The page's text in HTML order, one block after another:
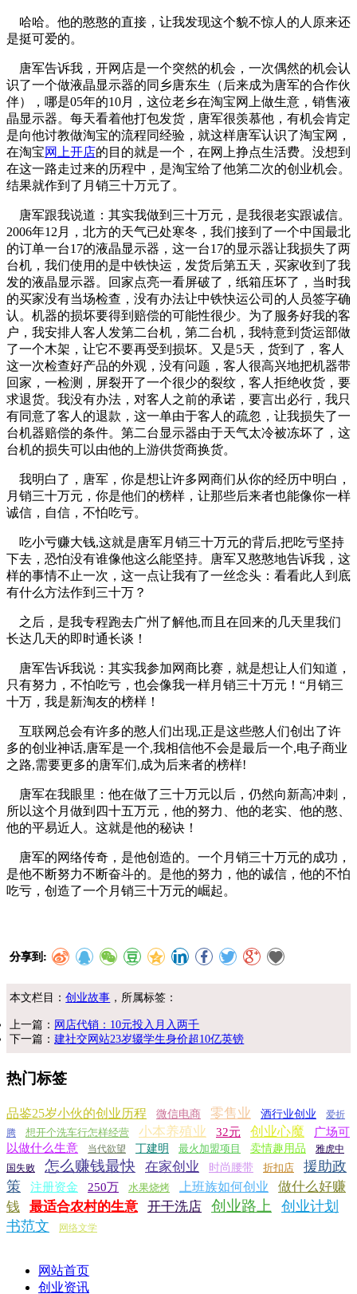
哈哈。他的憨憨的直接，让我发现这个貌不惊人的人原来还
是挺可爱的。
唐军告诉我，开网店是一个突然的机会，一次偶然的机会认
识了一个做液晶显示器的同乡唐东生（后来成为唐军的合作伙
伴），哪是05年的10月，这位老乡在淘宝网上做生意，销售液
晶显示器。每天看着他打包发货，唐军很羡慕他，有机会肯定
是向他讨教做淘宝的流程同经验，就这样唐军认识了淘宝网，
在淘宝网上开店的目的就是一个，在网上挣点生活费。没想到
在这一路走过来的历程中，是淘宝给了他第二次的创业机会。
结果就作到了月销三十万元了。
唐军跟我说道：其实我做到三十万元，是我很老实跟诚信。
2006年12月，北方的天气已处寒冬，我们接到了一个中国最北
的订单一台17的液晶显示器，这一台17的显示器让我损失了两
台机，我们使用的是中铁快运，发货后第五天，买家收到了我
发的液晶显示器。回家点亮一看屏破了，纸箱压坏了，当时我
的买家没有当场检查，没有办法让中铁快运公司的人员签字确
认。机器的损坏要得到赔偿的可能性很少。为了服务好我的客
户，我安排人客人发第二台机，第二台机，我特意到货运部做
了一个木架，让它不要再受到损坏。又是5天，货到了，客人
这一次检查好产品的外观，没有问题，客人很高兴地把机器带
回家，一检测，屏裂开了一个很少的裂纹，客人拒绝收货，要
求退货。我没有办法，对客人之前的承诺，要言出必行，我只
有同意了客人的退款，这一单由于客人的疏忽，让我损失了一
台机器赔偿的条件。第二台显示器由于天气太冷被冻坏了，这
台机的损失可以由他的上游供货商换货。
我明白了，唐军，你是想让许多网商们从你的经历中明白，
月销三十万元，你是他们的榜样，让那些后来者也能像你一样
诚信，自信，不怕吃亏。
吃小亏赚大钱,这就是唐军月销三十万元的背后,把吃亏坚持
下去，恐怕没有谁像他这么能坚持。唐军又憨憨地告诉我，这
样的事情不止一次，这一点让我有了一丝念头：看看此人到底
有什么方法作到三十万？
之后，是我专程跑去广州了解他,而且在回来的几天里我们
长达几天的即时通长谈！
唐军告诉我说：其实我参加网商比赛，就是想让人们知道，
只有努力，不怕吃亏，也会像我一样月销三十万元！“月销三
十万，我是新淘友的榜样！
互联网总会有许多的憨人们出现,正是这些憨人们创出了许
多的创业神话,唐军是一个,我相信他不会是最后一个,电子商业
之路,需要更多的唐军们,成为后来者的榜样!
唐军在我眼里：他在做了三十万元以后，仍然向新高冲刺，
所以这个月做到四十五万元，他的努力、他的老实、他的憨、
他的平易近人。这就是他的秘诀！
唐军的网络传奇，是他创造的。一个月销三十万元的成功，
是他不断努力不断奋斗的。是他的努力，他的诚信，他的不怕
吃亏，创造了一个月销三十万元的崛起。
分享到:
本文栏目：创业故事 ，所属标签：
上一篇： 网店代销：10元投入月入两千
下一篇：建社交网站23岁辍学生身价超10亿英镑
热门标签
品鉴25岁小伙的创业历程 微信电商 零售业 酒行业创业
爱折
腾
想开个洗车行怎样经营 小本养殖业 32元 创业心魔
广场可
以做什么生意
当代欲望 丁建明 最火加盟项目 卖情趣用品
雅虎中
国失败
怎么赚钱最快 在家创业 时尚腰带 折扣店
援助政
策
注册资金 250万 水果烧烤 上班族如何创业
做什么好赚
钱
最适合农村的生意 开干洗店 创业路上
创业计划
书范文
网络文学
网站首页
创业资讯